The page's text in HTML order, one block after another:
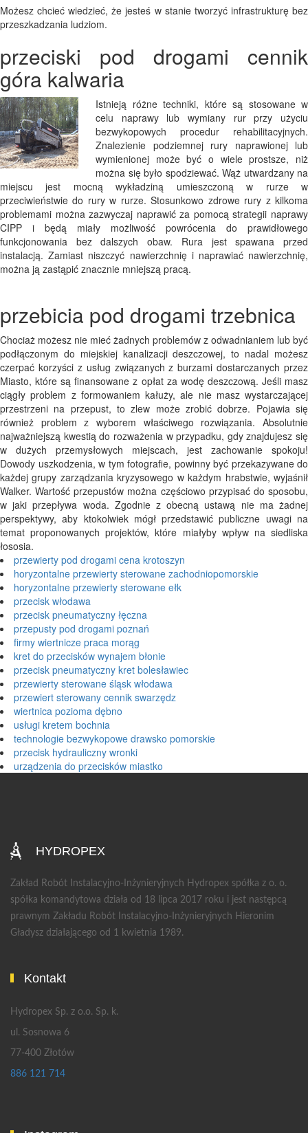
Możesz chcieć wiedzieć, że jesteś w stanie tworzyć infrastrukturę bez
przeszkadzania ludziom.
przeciski pod drogami cennik
góra kalwaria
Istnieją różne techniki, które są stosowane w
celu naprawy lub wymiany rur przy użyciu
bezwykopowych procedur rehabilitacyjnych.
Znalezienie podziemnej rury naprawionej lub
wymienionej może być o wiele prostsze, niż
można się było spodziewać. Wąż utwardzany na
miejscu jest mocną wykładziną umieszczoną w rurze w
przeciwieństwie do rury w rurze. Stosunkowo zdrowe rury z kilkoma
problemami można zazwyczaj naprawić za pomocą strategii naprawy
CIPP i będą miały możliwość powrócenia do prawidłowego
funkcjonowania bez dalszych obaw. Rura jest spawana przed
instalacją. Zamiast niszczyć nawierzchnię i naprawiać nawierzchnię,
można ją zastąpić znacznie mniejszą pracą.
przebicia pod drogami trzebnica
Chociaż możesz nie mieć żadnych problemów z odwadnianiem lub być
podłączonym do miejskiej kanalizacji deszczowej, to nadal możesz
czerpać korzyści z usług związanych z burzami dostarczanych przez
Miasto, które są finansowane z opłat za wodę deszczową. Jeśli masz
ciągły problem z formowaniem kałuży, ale nie masz wystarczającej
przestrzeni na przepust, to zlew może zrobić dobrze. Pojawia się
również problem z wyborem właściwego rozwiązania. Absolutnie
najważniejszą kwestią do rozważenia w przypadku, gdy znajdujesz się
w dużych przemysłowych miejscach, jest zachowanie spokoju!
Dowody uszkodzenia, w tym fotografie, powinny być przekazywane do
każdej grupy zarządzania kryzysowego w każdym hrabstwie, wyjaśnił
Walker. Wartość przepustów można częściowo przypisać do sposobu,
w jaki przepływa woda. Zgodnie z obecną ustawą nie ma żadnej
perspektywy, aby ktokolwiek mógł przedstawić publiczne uwagi na
temat proponowanych projektów, które miałyby wpływ na siedliska
łososia.
przewierty pod drogami cena krotoszyn
horyzontalne przewierty sterowane zachodniopomorskie
horyzontalne przewierty sterowane ełk
przecisk włodawa
przecisk pneumatyczny łęczna
przepusty pod drogami poznań
firmy wiertnicze praca morąg
kret do przecisków wynajem błonie
przecisk pneumatyczny kret bolesławiec
przewierty sterowane śląsk włodawa
przewiert sterowany cennik swarzędz
wiertnica pozioma dębno
usługi kretem bochnia
technologie bezwykopowe drawsko pomorskie
przecisk hydrauliczny wronki
urządzenia do przecisków miastko
HYDROPEX
Zakład Robót Instalacyjno-Inżynieryjnych Hydropex spółka z o. o.
spółka komandytowa działa od 18 lipca 2017 roku i jest następcą
prawnym Zakładu Robót Instalacyjno-Inżynieryjnych Hieronim
Gładysz działającego od 1 kwietnia 1989.
Kontakt
Hydropex Sp. z o.o. Sp. k.
ul. Sosnowa 6
77-400 Złotów
886 121 714